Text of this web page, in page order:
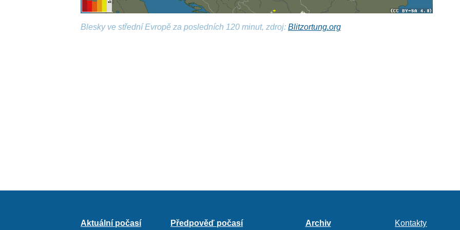
Blesky ve střední Evropě za posledních 120 minut, zdroj:Blitzortung.org
Aktuální počasí Předpověď počasí Archiv Kontakty